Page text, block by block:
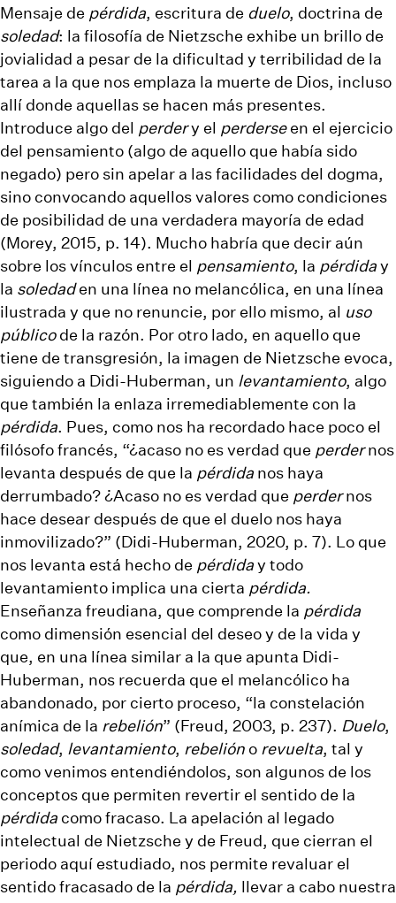
Mensaje de pérdida, escritura de duelo, doctrina de
soledad: la filosofía de Nietzsche exhibe un brillo de
jovialidad a pesar de la dificultad y terribilidad de la
tarea a la que nos emplaza la muerte de Dios, incluso
allí donde aquellas se hacen más presentes.
Introduce algo del perdery el perderseen el ejercicio
del pensamiento (algo de aquello que había sido
negado) pero sin apelar a las facilidades del dogma,
sino convocando aquellos valores como condiciones
de posibilidad de una verdadera mayoría de edad
(Morey, 2015, p. 14). Mucho habría que decir aún
sobre los vínculos entre el pensamiento, la pérdiday
la soledaden una línea no melancólica, en una línea
ilustrada y que no renuncie, por ello mismo, al uso
públicode la razón. Por otro lado, en aquello que
tiene de transgresión, la imagen de Nietzsche evoca,
siguiendo a Didi-Huberman, un levantamiento, algo
que también la enlaza irremediablemente con la
pérdida. Pues, como nos ha recordado hace poco el
filósofo francés, “¿acaso no es verdad que perdernos
levanta después de que la pérdida nos haya
derrumbado? ¿Acaso no es verdad que perdernos
hace desear después de que el duelo nos haya
inmovilizado?” (Didi-Huberman, 2020, p. 7). Lo que
nos levanta está hecho de pérdiday todo
levantamiento implica una cierta pérdida.
Enseñanza freudiana, que comprende la pérdida
como dimensión esencial del deseo y de la vida y
que, en una línea similar a la que apunta Didi-
Huberman, nos recuerda que el melancólico ha
abandonado, por cierto proceso, “la constelación
anímica de la rebelión” (Freud, 2003, p. 237). Duelo,
soledad, levantamiento, rebelión o revuelta, tal y
como venimos entendiéndolos, son algunos de los
conceptos que permiten revertir el sentido de la
pérdida como fracaso. La apelación al legado
intelectual de Nietzsche y de Freud, que cierran el
periodo aquí estudiado, nos permite revaluar el
sentido fracasado de la pérdida, llevar a cabo nuestra